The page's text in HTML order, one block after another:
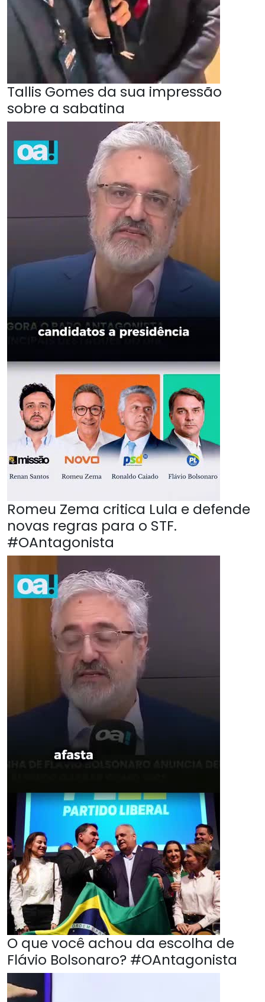
Tallis Gomes da sua impressão
sobre a sabatina
Romeu Zema critica Lula e defende
novas regras para o STF.
#OAntagonista
O que você achou da escolha de
Flávio Bolsonaro? #OAntagonista